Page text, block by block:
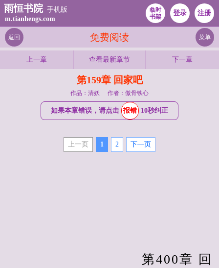
雨恒书院 手机版
m.tianhengs.com
临时
书架
登录 注册
免费阅读
返回 菜单
上一章 查看最新章节 下一章
第159章 回家吧
作品：清妖 作者：傲骨铁心
如果本章错误，请点击 报错 10秒纠正
上一页 1 2 下—页